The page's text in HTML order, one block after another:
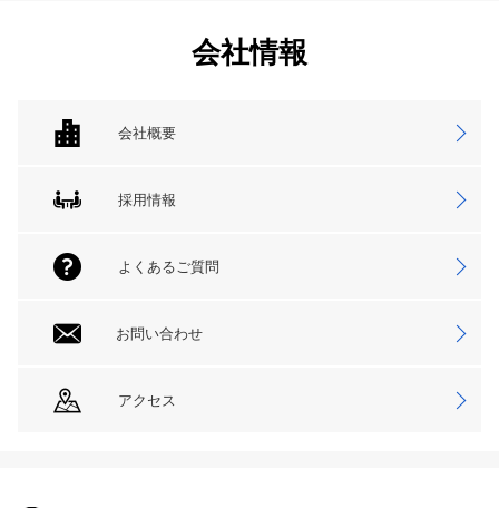
会社情報
会社概要
採用情報
よくあるご質問
お問い合わせ
アクセス